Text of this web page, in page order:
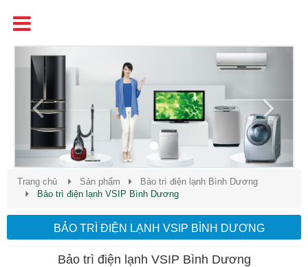
Previous
Trang chủ Sản phẩm
Bảo trì điện lạnh Bình Dương
Bảo trì điện lạnh VSIP Bình Dương
BẢO TRÌ ĐIỆN LẠNH VSIP BÌNH DƯƠNG
Bảo trì điện lạnh VSIP Bình Dương